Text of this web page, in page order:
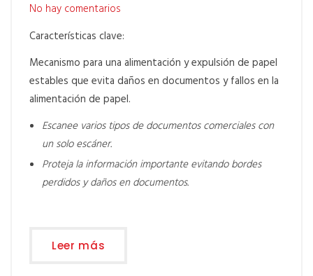
No hay comentarios
Características clave:
Mecanismo para una alimentación y expulsión de papel
estables que evita daños en documentos y fallos en la
alimentación de papel.
Escanee varios tipos de documentos comerciales con
un solo escáner.
Proteja la información importante evitando bordes
perdidos y daños en documentos.
Leer más